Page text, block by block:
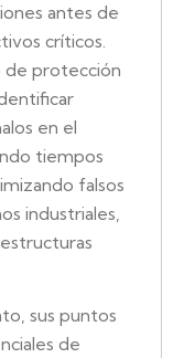
antes de
críticos.
de protección
en el
tiempos
falsos
industriales,
sus puntos
de